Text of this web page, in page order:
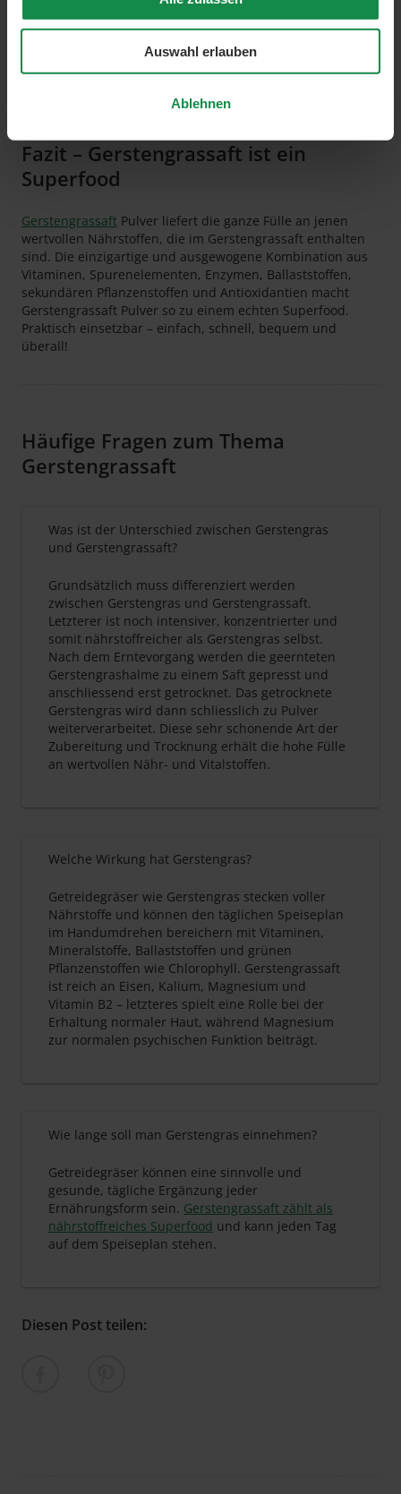
Auswahl erlauben
Ablehnen
Fülle an wertvollen Nähr- und Vitalstoffen. Wichtig: Auch
beim Pulver ist auf die Herkunft zu achten. Es sollte immer
Qualität zu gewährleisten.
Fazit – Gerstengrassaft ist ein
Superfood
Gerstengrassaft Pulver liefert die ganze Fülle an jenen
wertvollen Nährstoffen, die im Gerstengrassaft enthalten
sind. Die einzigartige und ausgewogene Kombination aus
Vitaminen, Spurenelementen, Enzymen, Ballaststoffen,
sekundären Pflanzenstoffen und Antioxidantien macht
Gerstengrassaft Pulver so zu einem echten Superfood.
Praktisch einsetzbar – einfach, schnell, bequem und
überall!
Häufige Fragen zum Thema
Gerstengrassaft
Was ist der Unterschied zwischen Gerstengras
und Gerstengrassaft?
Grundsätzlich muss differenziert werden
zwischen Gerstengras und Gerstengrassaft.
Letzterer ist noch intensiver, konzentrierter und
somit nährstoffreicher als Gerstengras selbst.
Nach dem Erntevorgang werden die geernteten
Gerstengrashalme zu einem Saft gepresst und
anschliessend erst getrocknet. Das getrocknete
Gerstengras wird dann schliesslich zu Pulver
weiterverarbeitet. Diese sehr schonende Art der
Zubereitung und Trocknung erhält die hohe Fülle
an wertvollen Nähr- und Vitalstoffen.
Welche Wirkung hat Gerstengras?
Getreidegräser wie Gerstengras stecken voller
Nährstoffe und können den täglichen Speiseplan
im Handumdrehen bereichern mit Vitaminen,
Mineralstoffe, Ballaststoffen und grünen
Pflanzenstoffen wie Chlorophyll. Gerstengrassaft
ist reich an Eisen, Kalium, Magnesium und
Vitamin B2 – letzteres spielt eine Rolle bei der
Erhaltung normaler Haut, während Magnesium
zur normalen psychischen Funktion beiträgt.
Wie lange soll man Gerstengras einnehmen?
Getreidegräser können eine sinnvolle und
gesunde, tägliche Ergänzung jeder
Ernährungsform sein. Gerstengrassaft zählt als
nährstoffreiches Superfood und kann jeden Tag
auf dem Speiseplan stehen.
Diesen Post teilen: